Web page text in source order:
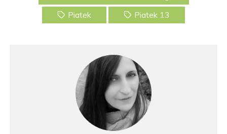
Piatek
Piatek 13